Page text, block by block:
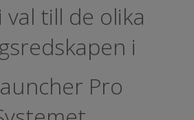
till de olika
i
Pro